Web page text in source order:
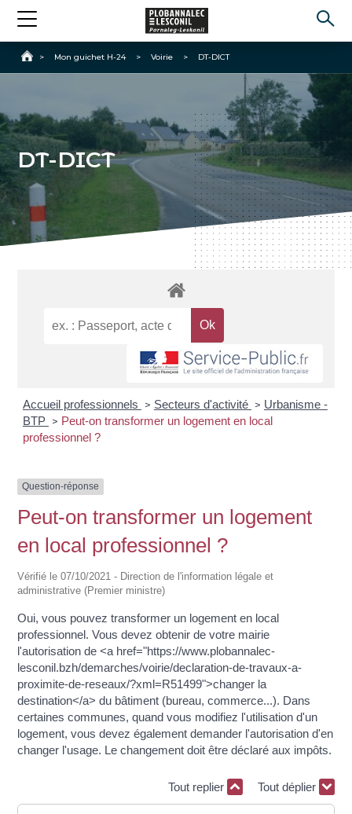
Accueil
> Mon guichet H-24 > Voirie > DT-DICT
DT-DICT
Accueil professionnels > Secteurs d'activité > Urbanisme -
BTP > Peut-on transformer un logement en local
professionnel ?
Question-réponse
Peut-on transformer un logement
en local professionnel ?
Vérifié le 07/10/2021 - Direction de l'information légale et
administrative (Premier ministre)
Oui, vous pouvez transformer un logement en local
professionnel. Vous devez obtenir de votre mairie
l'autorisation de <a href="https://www.plobannalec-
lesconil.bzh/demarches/voirie/declaration-de-travaux-a-
proximite-de-reseaux/?xml=R51499">changer la
destination</a> du bâtiment (bureau, commerce...). Dans
certaines communes, quand vous modifiez l'utilisation d'un
logement, vous devez également demander l'autorisation d'en
changer l'usage. Le changement doit être déclaré aux impôts.
Tout replier Tout déplier